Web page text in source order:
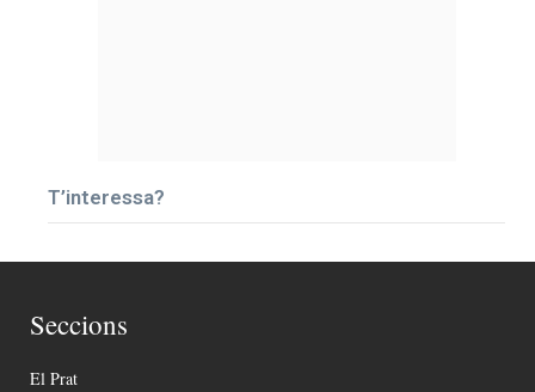
T’interessa?
Seccions
El Prat